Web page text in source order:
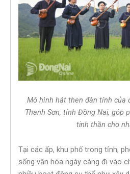
Mô hình hát then đàn tính của
Thanh Sơn, tỉnh Đồng Nai, góp
tinh thần cho
Tại các ấp, khu phố trong tỉnh,
sống văn hóa ngày càng đi vào